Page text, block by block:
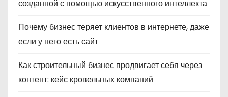
созданной с помощью искусственного интеллекта
Почему бизнес теряет клиентов в интернете, даже
если у него есть сайт
Как строительный бизнес продвигает себя через
контент: кейс кровельных компаний